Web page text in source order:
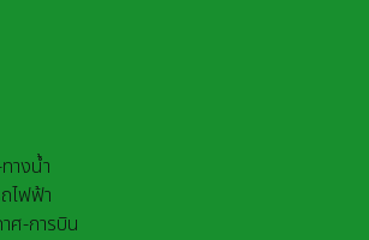
างน้ำ
ไฟฟ้า
ศ-การบิน